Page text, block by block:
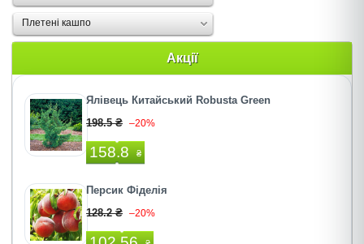
Плетені кашпо
Акції
Ялівець Китайський Robusta Green
198.5 ₴ –20%
158.8 ₴
Персик Фіделія
128.2 ₴ –20%